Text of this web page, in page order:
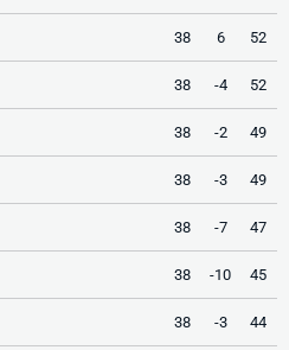
38 6 52
38 -4 52
38 -2 49
38 -3 49
38 -7 47
38 -10 45
38 -3 44